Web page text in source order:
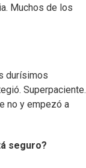
Muchos de los
durísimos
Superpaciente.
no y empezó a
seguro?